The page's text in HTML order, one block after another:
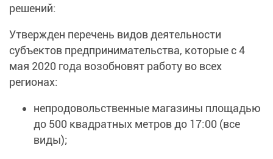
решений:
Утвержден перечень видов деятельности
субъектов предпринимательства, которые с 4
мая 2020 года возобновят работу во всех
регионах:
непродовольственные магазины площадью
до 500 квадратных метров до 17:00 (все
виды);